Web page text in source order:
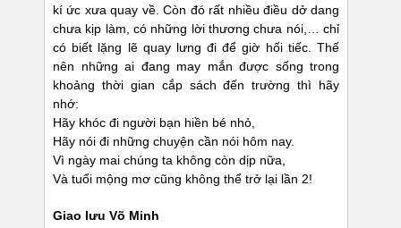
kí ức xưa quay về. Còn đó rất nhiều điều dở dang
chưa kịp làm, có những lời thương chưa nói,… chỉ
có biết lặng lẽ quay lưng đi để giờ hối tiếc. Thế
nên những ai đang may mắn được sống trong
khoảng thời gian cắp sách đến trường thì hãy
nhớ:
Hãy khóc đi người bạn hiền bé nhỏ,
Hãy nói đi những chuyện cần nói hôm nay.
Vì ngày mai chúng ta không còn dịp nữa,
Và tuổi mộng mơ cũng không thể trở lại lần 2!
Giao lưu Võ Minh